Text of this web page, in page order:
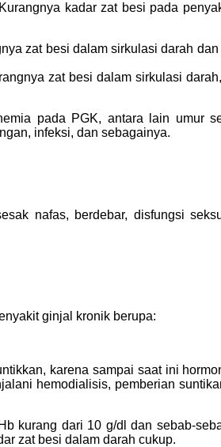
kadar zat besi pada
zat besi dalam sirkulasi darah
zat besi dalam sirkulasi
pada PGK, antara lain umur
infeksi, dan sebagainya.
nafas, berdebar, disfungsi
ginjal kronik berupa:
karena sampai saat ini
hemodialisis, pemberian
kurang dari 10 g/dl dan sebab-
zat besi dalam darah cukup.